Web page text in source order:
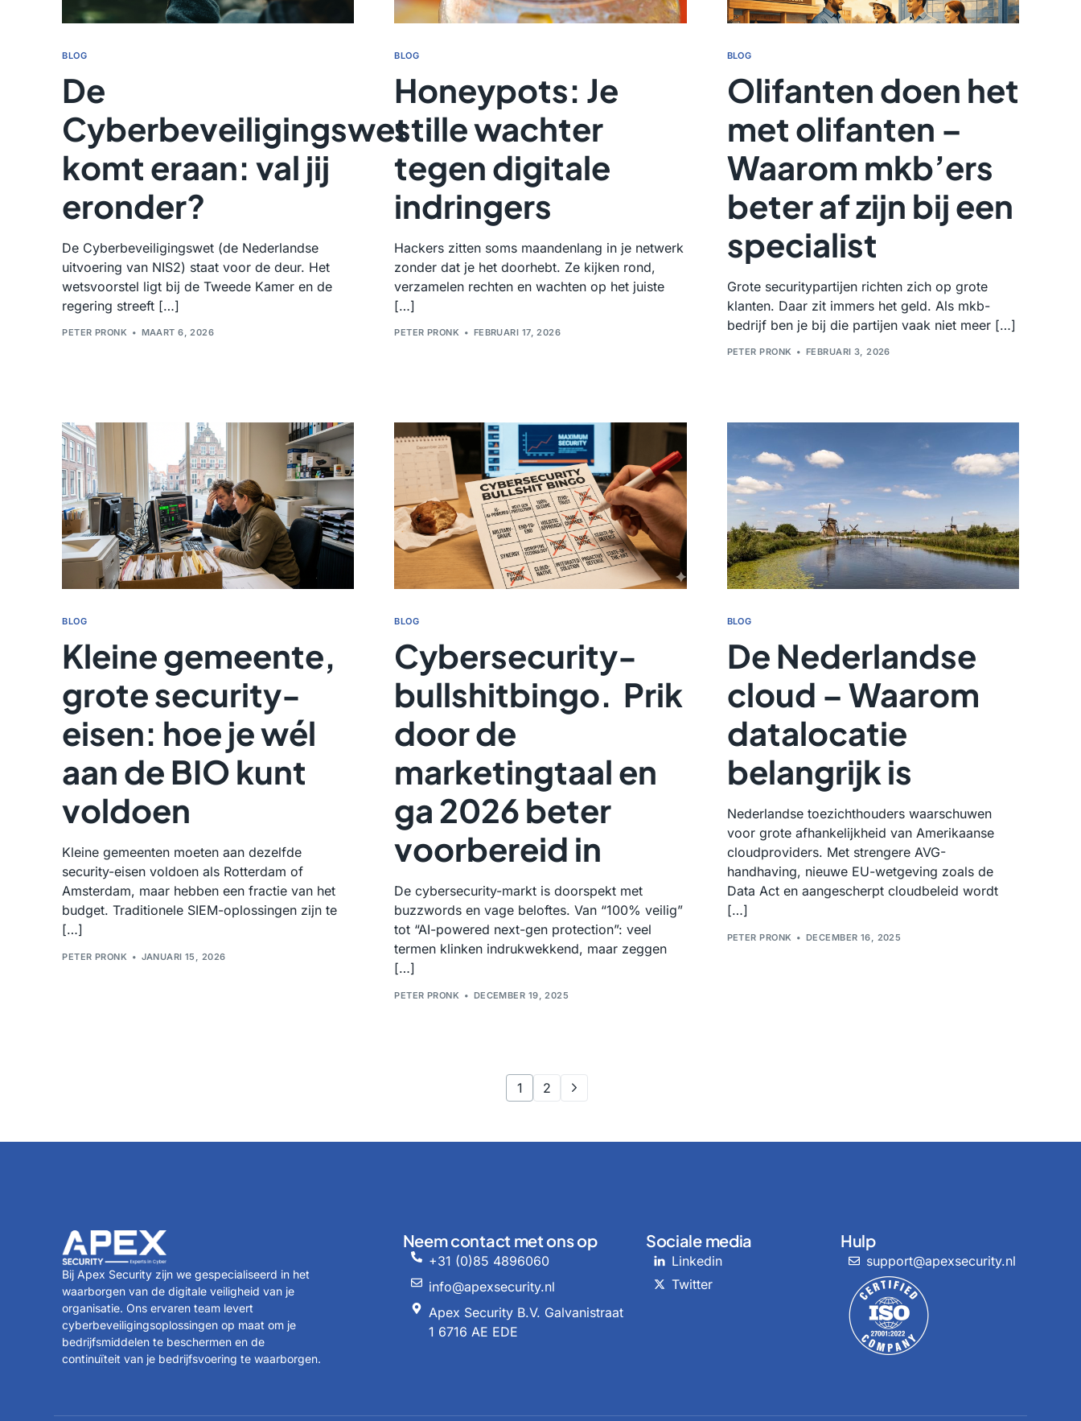
BLOG
De
Cyberbeveiligingswet
komt eraan: val jij
eronder?
De Cyberbeveiligingswet (de Nederlandse
uitvoering van NIS2) staat voor de deur. Het
wetsvoorstel ligt bij de Tweede Kamer en de
regering streeft […]
PETER PRONK MAART 6, 2026
BLOG
Honeypots: Je
stille wachter
tegen digitale
indringers
Hackers zitten soms maandenlang in je netwerk
zonder dat je het doorhebt. Ze kijken rond,
verzamelen rechten en wachten op het juiste
[…]
PETER PRONK FEBRUARI 17, 2026
BLOG
Olifanten doen het
met olifanten –
Waarom mkb’ers
beter af zijn bij een
specialist
Grote securitypartijen richten zich op grote
klanten. Daar zit immers het geld. Als mkb-
bedrijf ben je bij die partijen vaak niet meer […]
PETER PRONK FEBRUARI 3, 2026
BLOG
Kleine gemeente,
grote security-
eisen: hoe je wél
aan de BIO kunt
voldoen
Kleine gemeenten moeten aan dezelfde
security-eisen voldoen als Rotterdam of
Amsterdam, maar hebben een fractie van het
budget. Traditionele SIEM-oplossingen zijn te
[…]
PETER PRONK JANUARI 15, 2026
BLOG
Cybersecurity-
bullshitbingo. Prik
door de
marketingtaal en
ga 2026 beter
voorbereid in
De cybersecurity-markt is doorspekt met
buzzwords en vage beloftes. Van “100% veilig”
tot “AI-powered next-gen protection”: veel
termen klinken indrukwekkend, maar zeggen
[…]
PETER PRONK DECEMBER 19, 2025
BLOG
De Nederlandse
cloud – Waarom
datalocatie
belangrijk is
Nederlandse toezichthouders waarschuwen
voor grote afhankelijkheid van Amerikaanse
cloudproviders. Met strengere AVG-
handhaving, nieuwe EU-wetgeving zoals de
Data Act en aangescherpt cloudbeleid wordt
[…]
PETER PRONK DECEMBER 16, 2025
1 2
Bij Apex Security zijn we gespecialiseerd in het
waarborgen van de digitale veiligheid van je
organisatie. Ons ervaren team levert
cyberbeveiligingsoplossingen op maat om je
bedrijfsmiddelen te beschermen en de
continuïteit van je bedrijfsvoering te waarborgen.
Neem contact met ons op
+31 (0)85 4896060
info@apexsecurity.nl
Apex Security B.V. Galvanistraat
1 6716 AE EDE
Sociale media
Linkedin
Twitter
Hulp
support@apexsecurity.nl